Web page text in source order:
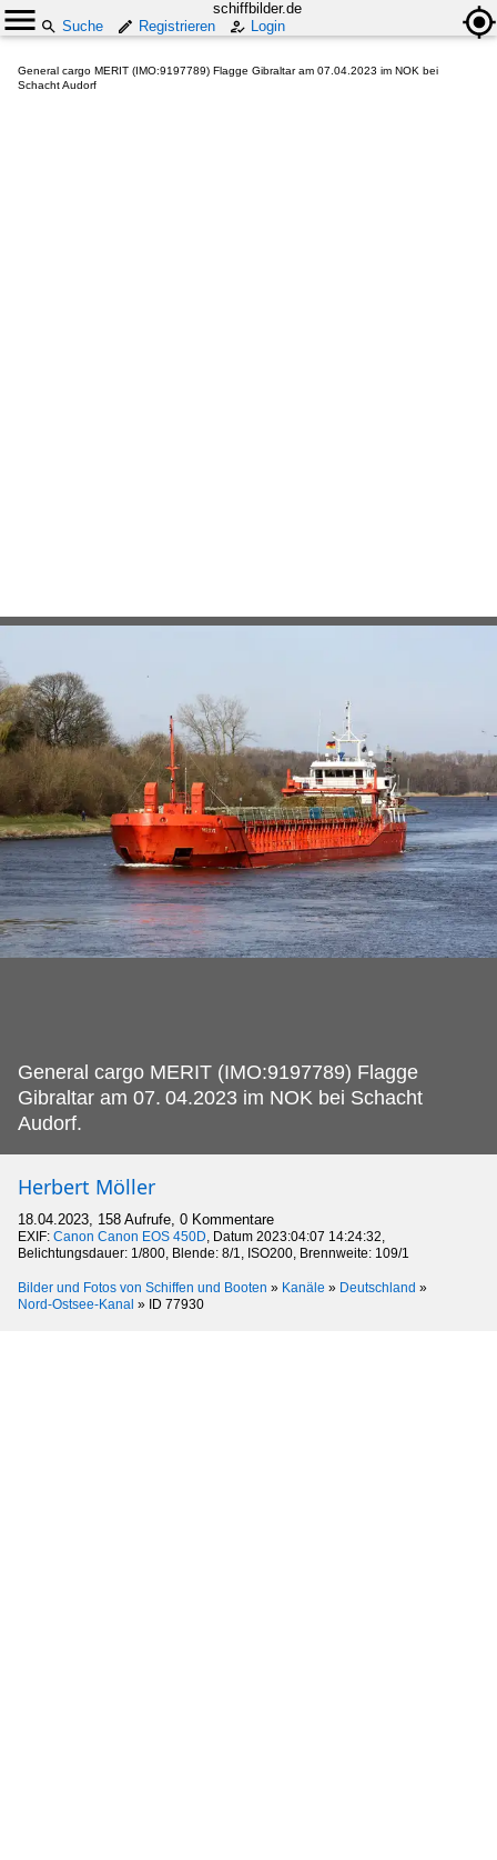
schiffbilder.de
Suche
Registrieren Login
General cargo MERIT (IMO:9197789) Flagge Gibraltar am 07.04.2023 im NOK bei
Schacht Audorf
General cargo MERIT (IMO:9197789) Flagge
Gibraltar am 07. 04.2023 im NOK bei Schacht
Audorf.
Herbert Möller
18.04.2023, 158 Aufrufe, 0 Kommentare
EXIF: Canon Canon EOS 450D, Datum 2023:04:07 14:24:32,
Belichtungsdauer: 1/800, Blende: 8/1, ISO200, Brennweite: 109/1
Bilder und Fotos von Schiffen und Booten » Kanäle » Deutschland »
Nord-Ostsee-Kanal » ID 77930